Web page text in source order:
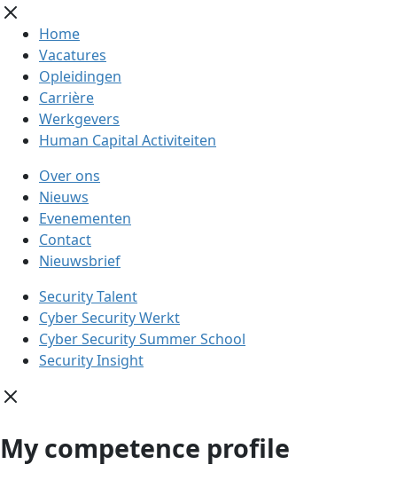
Home
Vacatures
Opleidingen
Carrière
Werkgevers
Human Capital Activiteiten
Over ons
Nieuws
Evenementen
Contact
Nieuwsbrief
Security Talent
Cyber Security Werkt
Cyber Security Summer School
Security Insight
My competence profile